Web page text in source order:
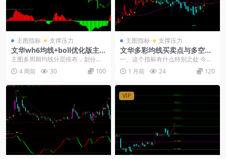
主图指标 支撑压力
文华wh6均线+boll优化版主
图幅图源码
主图多周期均线分层排布，划分区
间运行轨道；副图boll带优化红绿柱
搭配中轴线，直...
4 周前 30 100
主图指标 支撑压力
文华多彩均线买卖点与多空动
能主图指标公式
一、这个指标有什么特别之处 今天
聊的这个文华主图指标，属于那种
“一看就懂、信号明...
1 月前 24 120
VIP